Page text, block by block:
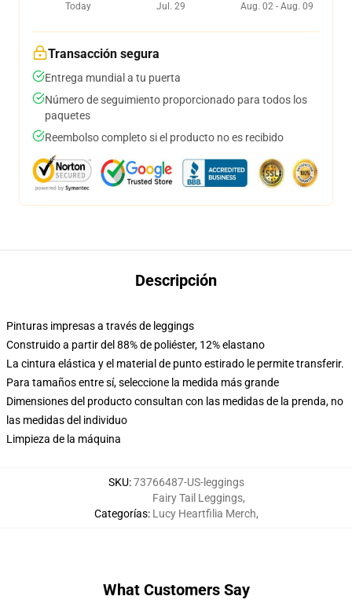
Today
Jul. 29
Aug. 02 - Aug. 09
Transacción segura
Entrega mundial a tu puerta
Número de seguimiento proporcionado para todos los
paquetes
Reembolso completo si el producto no es recibido
Descripción
Pinturas impresas a través de leggings
Construido a partir del 88% de poliéster, 12% elastano
La cintura elástica y el material de punto estirado le permite transferir.
Para tamaños entre sí, seleccione la medida más grande
Dimensiones del producto consultan con las medidas de la prenda, no
las medidas del individuo
Limpieza de la máquina
SKU:73766487-US-leggings
Categorías:
Fairy Tail Leggings,
Lucy Heartfilia Merch,
What Customers Say